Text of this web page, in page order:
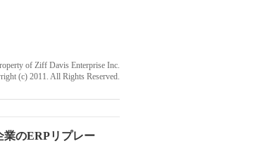
of Ziff Davis Enterprise Inc.
(c) 2011. All Rights Reserved.